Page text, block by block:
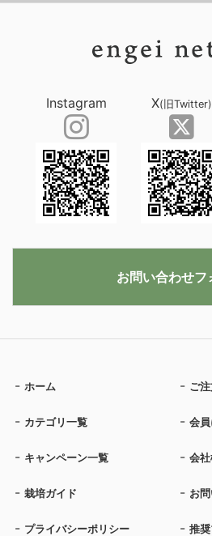
ホーム ご
カテゴリ一覧 会
キャンペーン一覧 会
栽培ガイド お
プライバシーポリシー 推
Instagram X(旧Twitter)
お問い合わせフ